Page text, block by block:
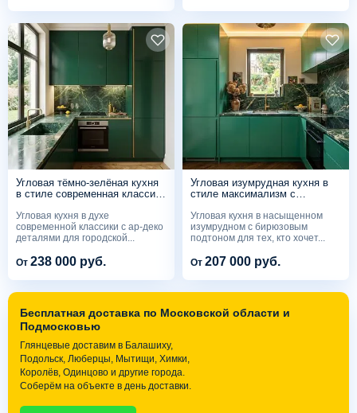
Угловая тёмно-зелёная кухня
в стиле современная классика
Угловая кухня в духе
современной классики с ар-деко
деталями для городской...
От 238 000 руб.
Угловая изумрудная кухня в
стиле максимализм с
Угловая кухня в насыщенном
изумрудном с бирюзовым
подтоном для тех, кто хочет...
От 207 000 руб.
Бесплатная доставка по Московской области и
Подмосковью
Глянцевые доставим в Балашиху,
Подольск, Люберцы, Мытищи, Химки,
Королёв, Одинцово и другие города.
Соберём на объекте в день доставки.